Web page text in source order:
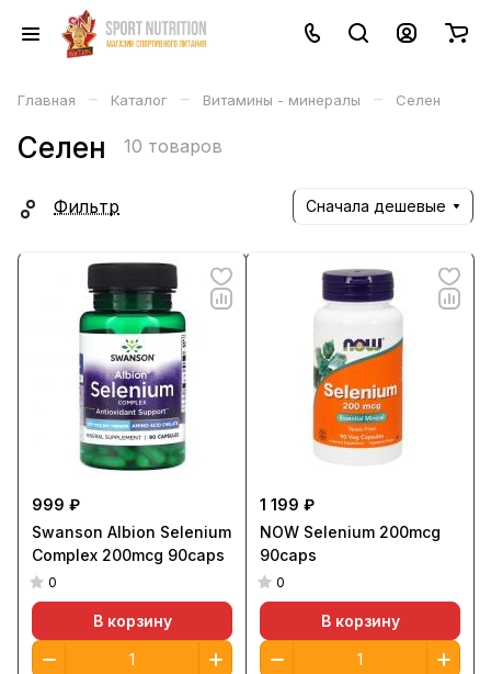
Главная – Каталог – Витамины - минералы – Селен
Селен 10 товаров
Фильтр Сначала дешевые
999 ₽
Swanson Albion Selenium
Complex 200mcg 90caps
0
В корзину
1 199 ₽
NOW Selenium 200mcg
90caps
0
В корзину